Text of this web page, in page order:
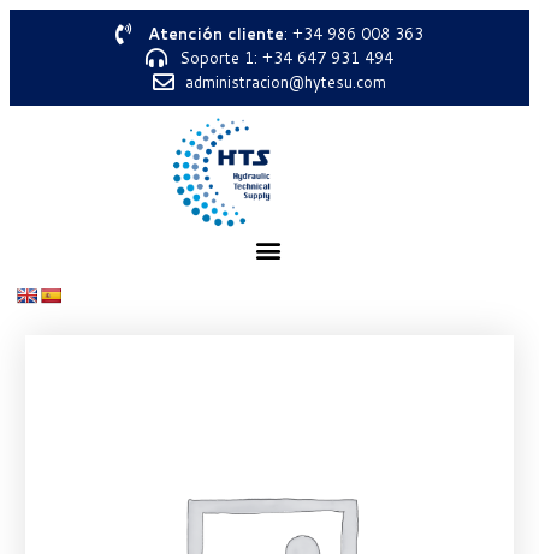
Atención cliente: +34 986 008 363
Soporte 1: +34 647 931 494
administracion@hytesu.com